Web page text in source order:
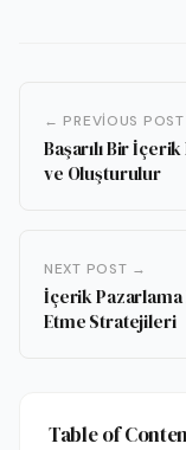
← PREVIOUS POST
Başarılı Bir
ve Oluşturulur
NEXT POST →
İçerik Pazarlama
Etme Stratejileri
Table of